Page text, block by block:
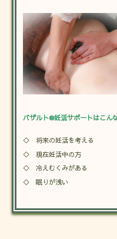
バザルト®妊活サポートはこん
◇ 将来の妊活を考える
◇ 現在妊活中の方
◇ 冷えむくみがある
◇ 眠りが浅い